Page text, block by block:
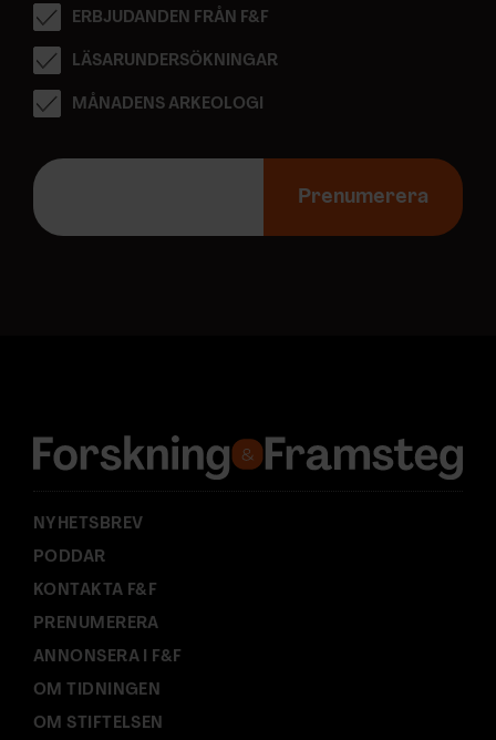
ERBJUDANDEN FRÅN F&F
LÄSARUNDERSÖKNINGAR
MÅNADENS ARKEOLOGI
E
p
s
:
Prenumerera
NYHETSBREV
PODDAR
KONTAKTA F&F
PRENUMERERA
ANNONSERA I F&F
OM TIDNINGEN
OM STIFTELSEN